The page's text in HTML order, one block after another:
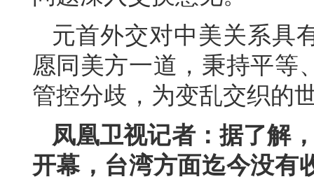
元首外交对中美关系具
愿同美方一道，秉持平等
管控分歧，为变乱交织的
凤凰卫视记者：据了解
开幕，台湾方面迄今没有